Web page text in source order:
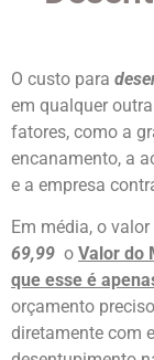
O custo para
em qualquer
fatores, como a
encanamento, a
e a empresa
Em média, o valor
69,99 o Valor do
que esse é
orçamento
diretamente com